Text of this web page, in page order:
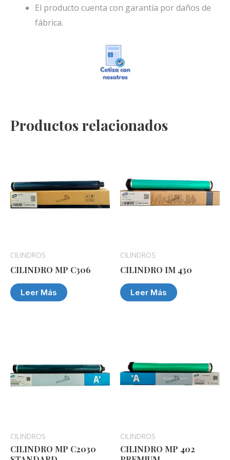
El producto cuenta con garantía por daños de
fábrica.
Productos relacionados
CILINDROS
CILINDRO MP C306
Leer Más
CILINDROS
CILINDRO IM 430
Leer Más
CILINDROS
CILINDRO MP C2030
CILINDROS
CILINDRO MP 402